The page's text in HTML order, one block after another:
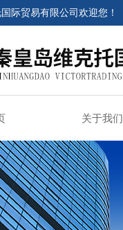
际贸易有限公司欢迎您！
关于我们